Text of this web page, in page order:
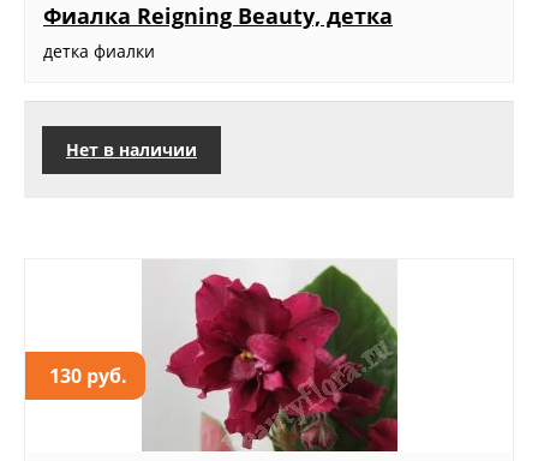
Фиалка Reigning Beauty, детка
детка фиалки
Нет в наличии
130 руб.